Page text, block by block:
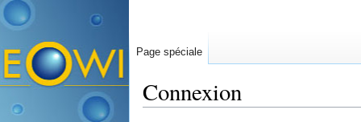
Connexion
Page spéciale